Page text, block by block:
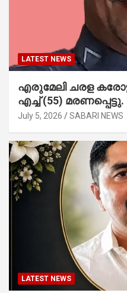
LATEST NEWS
എരുമേലി ചരള
എച്ച് (55) മരണപ്പെട്ടു.
July 5, 2026 SABARI NEWS
LATEST NEWS